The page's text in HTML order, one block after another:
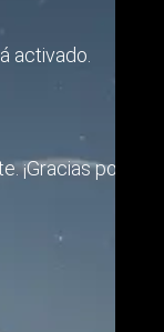
activado.
¡Gracias por su